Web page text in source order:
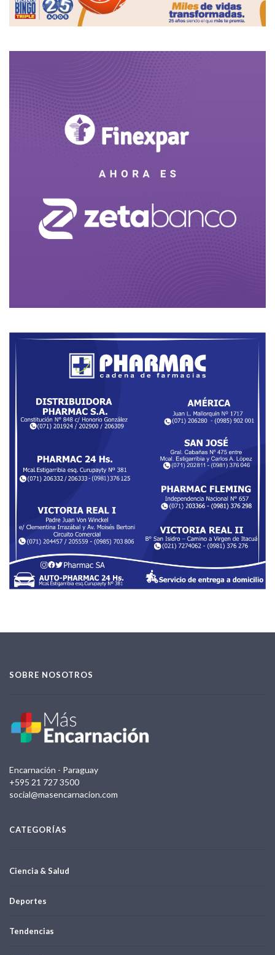
SOBRE NOSOTROS
Encarnación - Paraguay
+595 21 727 3500
social@masencarnacion.com
CATEGORÍAS
Ciencia & Salud
Deportes
Tendencias